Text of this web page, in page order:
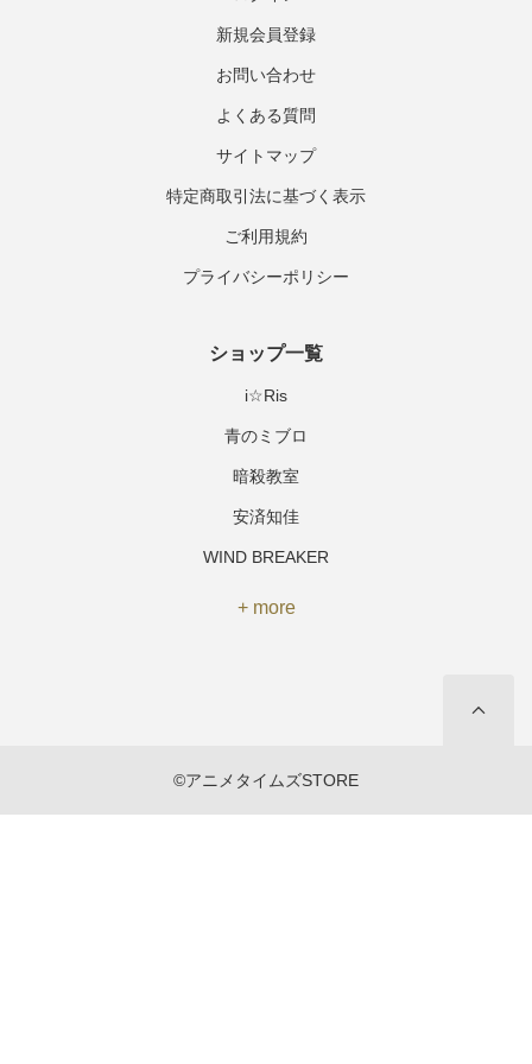
新規会員登録
お問い合わせ
よくある質問
サイトマップ
特定商取引法に基づく表示
ご利用規約
プライバシーポリシー
ショップ一覧
i☆Ris
青のミブロ
暗殺教室
安済知佳
WIND BREAKER
+ more
©アニメタイムズSTORE